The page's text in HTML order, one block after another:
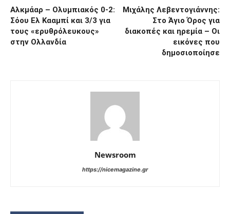
Αλκμάαρ – Ολυμπιακός 0-2:
Σόου Ελ Κααμπί και 3/3 για
τους «ερυθρόλευκους»
στην Ολλανδία
Μιχάλης Λεβεντογιάννης:
Στο Άγιο Όρος για
διακοπές και ηρεμία – Οι
εικόνες που
δημοσιοποίησε
Newsroom
https://nicemagazine.gr